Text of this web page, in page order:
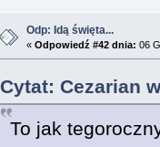
Odp: Idą święta...
« Odpowiedź #42 dnia: 06
Cytat: Cezarian
To jak